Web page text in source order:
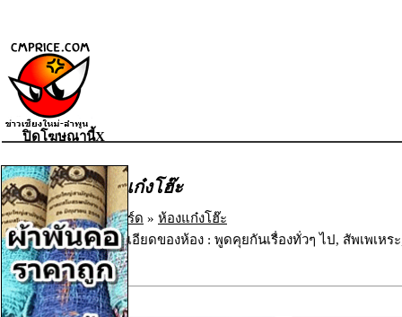
ห้องแก๋งโฮ๊ะ
เว็บบอร์ด » ห้องแก๋งโฮ๊ะ
รายละเอียดของห้อง : พูดคุยกันเรื่องทั่วๆ ไป, สัพเพเหร
ตอบ
ปิดโฆษณานี้X